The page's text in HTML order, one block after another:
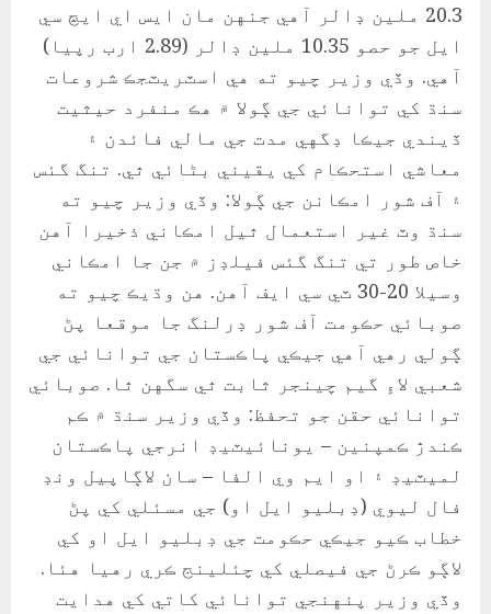
20.3 ملين ڊالر آهي جنهن مان ايس اي ايڇ سي
ايل جو حصو 10.35 ملين ڊالر (2.89 ارب رپيا)
آهي. وڏي وزير چيو ته هي اسٽريٽجڪ شروعات
سنڌ کي توانائي جي ڳولا ۾ هڪ منفرد حيثيت
ڏيندي جيڪا ڊگهي مدت جي مالي فائدن ۽
معاشي استحڪام کي يقيني بڻائي ٿي. تنگ گئس
۽ آف شور امڪانن جي ڳولا: وڏي وزير چيو ته
سنڌ وٽ غير استعمال ٿيل امڪاني ذخيرا آهن
خاص طور تي تنگ گئس فيلڊز ۾ جن جا امڪاني
وسيلا 20-30 ٽي سي ايف آهن. هن وڌيڪ چيو ته
صوبائي حڪومت آف شور ڊرلنگ جا موقعا پڻ
ڳولي رهي آهي جيڪي پاڪستان جي توانائي جي
شعبي لاءِ گيم چينجر ثابت ٿي سگهن ٿا. صوبائي
توانائي حقن جو تحفظ: وڏي وزير سنڌ ۾ ڪم
ڪندڙ ڪمپنين – يونائيٽيڊ انرجي پاڪستان
لميٽيڊ ۽ او ايم وي الفا – سان لاڳاپيل ونڊ
فال ليوي (ڊبليو ايل او) جي مسئلي کي پڻ
خطاب ڪيو جيڪي حڪومت جي ڊبليو ايل او کي
لاڳو ڪرڻ جي فيصلي کي چئلينج ڪري رهيا هئا.
وڏي وزير پنهنجي توانائي کاتي کي هدايت